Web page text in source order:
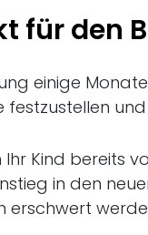
für den
einige
Ihr Kind bereits
in den
erschwert